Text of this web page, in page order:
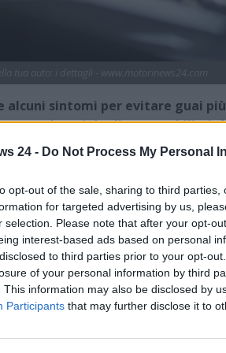
24 - Do Not Process My Personal
opt-out of the sale, sharing to third
for targeted advertising by us,
selection. Please note that after your opt-
interest-based ads based on personal
to third parties prior to your opt-
of your personal information by third
This information may also be disclosed by
Participants that may further disclose it to
sintomi per evitare guai
dagli automobilisti.
fondamentale ascoltare tutti i
bene, quindi,avere cura della
si eviteranno guai maggiormente
oltre a tutta una serie di
del tempo – ad avere
diventa fondamentale.
sarà l’aspetto maggiormente
e programmati in officina,